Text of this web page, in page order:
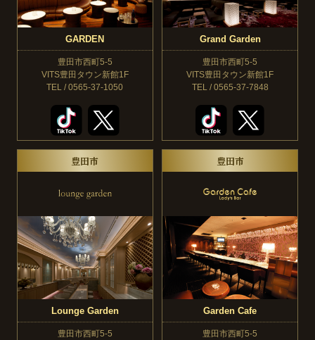
GARDEN
豊田市西町5-5
VITS豊田タウン新館1F
TEL / 0565-37-1050
Grand Garden
豊田市西町5-5
VITS豊田タウン新館1F
TEL / 0565-37-7848
豊田市
Lounge Garden
豊田市西町5-5
豊田市
Garden Cafe
豊田市西町5-5